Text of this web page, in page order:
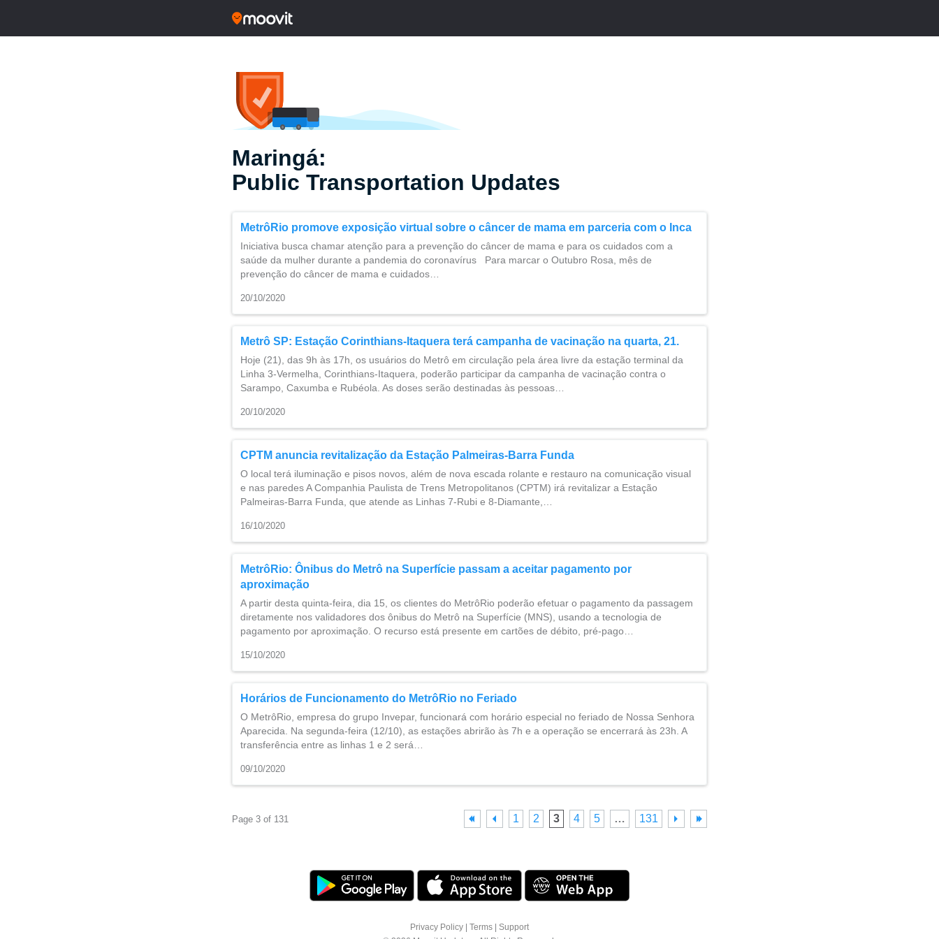
Maringá:
Public Transportation Updates
MetrôRio promove exposição virtual sobre o câncer de mama em parceria com o Inca
Iniciativa busca chamar atenção para a prevenção do câncer de mama e para os cuidados com a
saúde da mulher durante a pandemia do coronavírus Para marcar o Outubro Rosa, mês de
prevenção do câncer de mama e cuidados…
20/10/2020
Metrô SP: Estação Corinthians-Itaquera terá campanha de vacinação na quarta, 21.
Hoje (21), das 9h às 17h, os usuários do Metrô em circulação pela área livre da estação terminal da
Linha 3-Vermelha, Corinthians-Itaquera, poderão participar da campanha de vacinação contra o
Sarampo, Caxumba e Rubéola. As doses serão destinadas às pessoas…
20/10/2020
CPTM anuncia revitalização da Estação Palmeiras-Barra Funda
O local terá iluminação e pisos novos, além de nova escada rolante e restauro na comunicação visual
e nas paredes ​A Companhia Paulista de Trens Metropolitanos (CPTM) irá revitalizar a Estação
Palmeiras-Barra Funda, que atende as Linhas 7-Rubi e 8-Diamante,…
16/10/2020
MetrôRio: Ônibus do Metrô na Superfície passam a aceitar pagamento por
aproximação
A partir desta quinta-feira, dia 15, os clientes do MetrôRio poderão efetuar o pagamento da passagem
diretamente nos validadores dos ônibus do Metrô na Superfície (MNS), usando a tecnologia de
pagamento por aproximação. O recurso está presente em cartões de débito, pré-pago…
15/10/2020
Horários de Funcionamento do MetrôRio no Feriado
O MetrôRio, empresa do grupo Invepar, funcionará com horário especial no feriado de Nossa Senhora
Aparecida. Na segunda-feira (12/10), as estações abrirão às 7h e a operação se encerrará às 23h. A
transferência entre as linhas 1 e 2 será…
09/10/2020
Page 3 of 131 1 2 3 4 5 … 131
Privacy Policy Terms
Support